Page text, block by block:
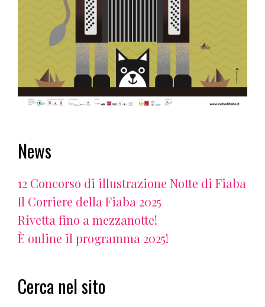
News
12 Concorso di illustrazione Notte di Fiaba
Il Corriere della Fiaba 2025
Rivetta fino a mezzanotte!
È online il programma 2025!
Cerca nel sito